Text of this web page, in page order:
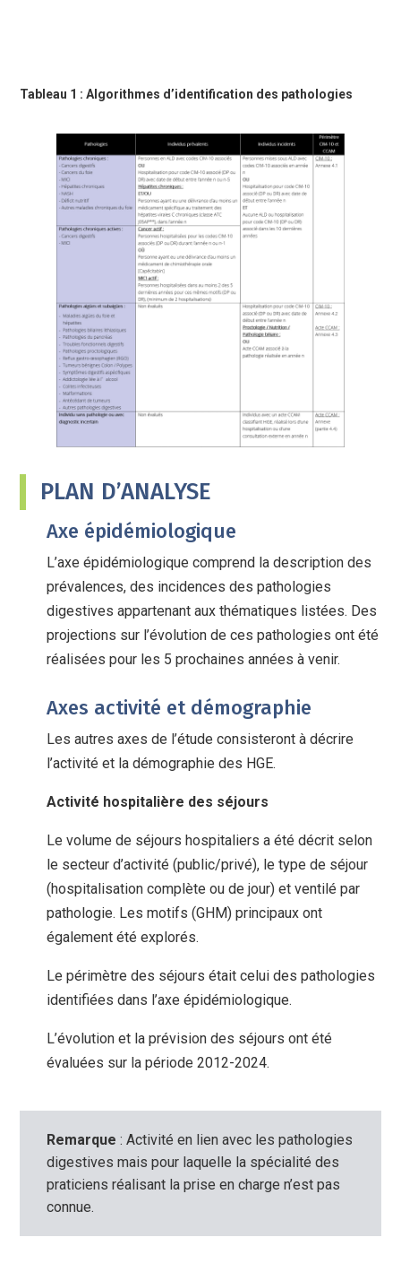
Tableau 1 : Algorithmes d’identification des pathologies
PLAN D’ANALYSE
Axe épidémiologique
L’axe épidémiologique comprend la description des
prévalences, des incidences des pathologies
digestives appartenant aux thématiques listées. Des
projections sur l’évolution de ces pathologies ont été
réalisées pour les 5 prochaines années à venir.
Axes activité et démographie
Les autres axes de l’étude consisteront à décrire
l’activité et la démographie des HGE.
Activité hospitalière des séjours
Le volume de séjours hospitaliers a été décrit selon
le secteur d’activité (public/privé), le type de séjour
(hospitalisation complète ou de jour) et ventilé par
pathologie. Les motifs (GHM) principaux ont
également été explorés.
Le périmètre des séjours était celui des pathologies
identifiées dans l’axe épidémiologique.
L’évolution et la prévision des séjours ont été
évaluées sur la période 2012-2024.
Remarque : Activité en lien avec les pathologies
digestives mais pour laquelle la spécialité des
praticiens réalisant la prise en charge n’est pas
connue.